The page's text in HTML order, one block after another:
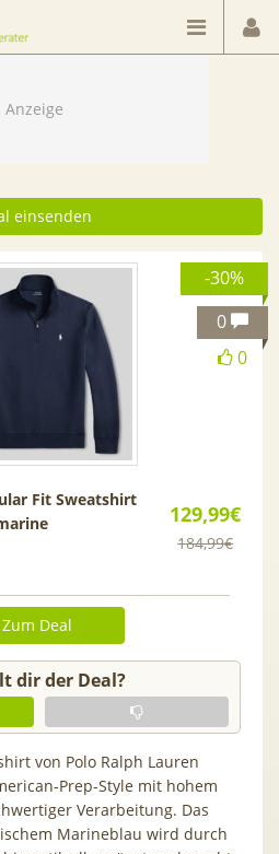
einsenden
-30%
0
0
129,99€
184,99€
Fit Sweatshirt
Zum Deal
dir der Deal?
von Polo Ralph Lauren
Prep-Style mit hohem
Verarbeitung. Das
Marineblau wird durch